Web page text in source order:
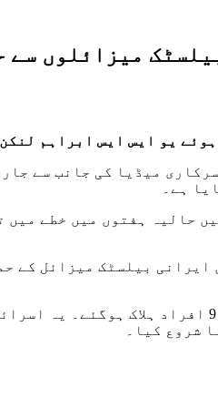
میزائلوں سے
یو ایس ایس ابراہم
میڈیا کی جانب سے
ہے۔
حالیہ ہفتوں میں خطے
سروس کے مطابق یروشلم کے قریب ایک رہائشی عمارت پر
شروع کیا۔